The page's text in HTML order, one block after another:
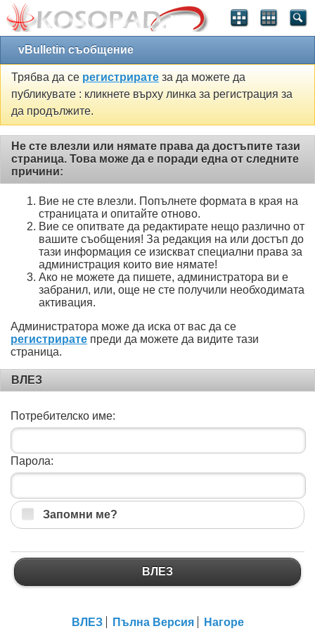
vBulletin съобщение
Трябва да се регистрирате за да можете да
публикувате : кликнете върху линка за регистрация за
да продължите.
Не сте влезли или нямате права да достъпите тази
страница. Това може да е поради една от следните
причини:
Вие не сте влезли. Попълнете формата в края на
страницата и опитайте отново.
Вие се опитвате да редактирате нещо различно от
вашите съобщения! За редакция на или достъп до
тази информация се изискват специални права за
администрация които вие нямате!
Ако не можете да пишете, администратора ви е
забранил, или, още не сте получили необходимата
активация.
Администратора може да иска от вас да се
регистрирате преди да можете да видите тази
страница.
ВЛЕЗ
Потребителско име:
Парола:
Запомни ме?
ВЛЕЗ
ВЛЕЗ Пълна Версия Нагоре